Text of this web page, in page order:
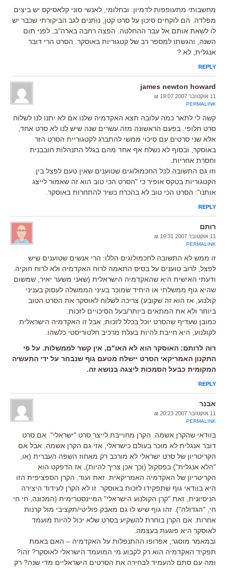
מחשבותי מתעופפות לדמיון: ובחלומי, לאנשי סוני קלאסיקס יש ביצים
מפלדה. הם לוקחים סיכון על סרט קטן, נותנים לגב הביקורתי שכבר יש
לו לשאת אותם אל עבר ההחלטה: הפצה רחבה בארה"ב, לפני תום
השנה, והגשתו למספר רב של קטגוריות באוסקר. הסרט הרי דובר
אנגלית, לא ?
REPLY
james newton howard
11 אוקטובר 2007 at 19:07
PERMALINK
קשה לי לתאר כמה עלובה תצא האקדמיה שלנו אם לא יתנו לנו לשלוח
סרט חלופי. בפעם הראשונה מזה עשרים שנה שיש לנו לא סרט אחד,
אלא שני סרטים עם סיכוי ממשי להתברג לקטגוריית הסרט הזר
באוסקר, ובסוף לא נשלח אף אחד מהם בגלל התנהלות חובבנית
וחסרת אחריות.
וזו גם התשובה לכל החכמולוגים שטוענים שאין טעם לפצל בין
הקטגוריות בטקס אופיר כי "הסרט הכי טוב הוא זה שאמור לייצג
אותנו": הסרט הכי טוב לא בהכרח כשיר להתחרות באוסקר.
REPLY
רותם
11 אוקטובר 2007 at 19:31
PERMALINK
זו ממש לא התשובה לחכמולוגים הללו: הרי אנשים שטוענים שיש
לפצל, לרוב טוענים על בסיס התאמה לרוח האקדמיה ולא לרוח חוקיה.
ודעתי האישית היא שהאקדמיה הישראלית (שאני משער יאיר, שמשום
שהיא גוף ממשלתי או היחיד שמוכר בעיני הממשלה לעסוק בעניני
קולנוע, אז הוא זה שקובע) צריכה לשלוח לאוסקר את הסרט הטוב
ביותר ולא את המתאים ביותר/בעל הסיכויים לזכות.
כמובן שעדיף שהסרט יוכל בכלל לזכות, אבל זו האקדמיה הישראלית
לקולנוע, היא חייבת להיות בעלת מרכיב חלטוריסטי כלשהו.
רוה לרותם: האוסקר הוא לא האו"ם, אין קשר לממשלות. על פי
התקנון האמריקאי הסרט יישלח מטעם גוף שנבחר על ידי התעשיה
המקומית כבעל הסמכות ליצגה בנושא זה.
REPLY
אבנר
11 אוקטובר 2007 at 20:23
PERMALINK
בוודאי שהקרן אשמה. הקרן מחוייבת לייצר סרט "ישראלי". אם סרט
דובר אנגלית לא מוכר בעולם כישראלי, אזי גם הקרן אשמה. אבל אם
הקריטריון של סרט ישראלי לא מורכב רק מאחוז השפה העברית (או,
"הלא אנגלית") בפסקול (וכך אכן צריך להיות), אז הדפקט הוא
הקריטריון של האקדמיה האמריקאית. זאת ועוד, הקרן הספציפית הזו
היא בוודאי גוף שתפקידו לזכות באוסקר. זו לא הקרן לעידוד היצירה
הניסיונית, זאת "קרן הקולנוע הישראלי" המיינסטרימית (המכונה, חי חי
חי, "הגדולה"). זהו גוף שיש לו גם מאבק פוליטי/תקציבי מול קרנות
אחרות. אם הקרן בוחרת להשקיע בסרט שלא יכול להיות מועמד
לאוסקר היא פוגעת בעצמה.
ובמאמר מוסגר, אפרופו ההתנפלות על האקדמיה – האם באמת
תפקיד האקדמיה הוא רק לקבוע מי המועמד הישראלי לאוסקר? זהו?
ומה עם סתם להעמיד לבחירה את הסרטים הישראליים מדי שנה? רק